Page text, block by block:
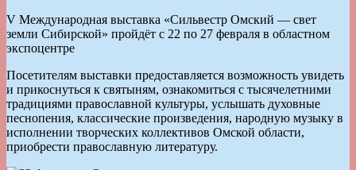
V Международная выставка «Сильвестр Омский — свет
земли Сибирской» пройдёт с 22 по 27 февраля в областном
экспоцентре
Посетителям выставки предоставляется возможность увидеть
и прикоснуться к святыням, ознакомиться с тысячелетними
традициями православной культуры, услышать духовные
песнопения, классические произведения, народную музыку в
исполнении творческих коллективов Омской области,
приобрести православную литературу.